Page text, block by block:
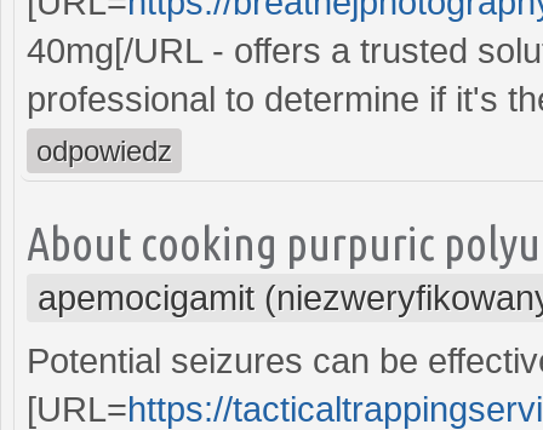
40mg[/URL - offers a trusted
professional to determine if it's
odpowiedz
About cooking purpuric
apemocigamit
Potential seizures can be
[URL=https://